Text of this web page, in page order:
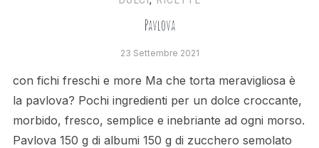
Pavlova
23 Settembre 2021
con fichi freschi e more Ma che torta meravigliosa è
la pavlova? Pochi ingredienti per un dolce croccante,
morbido, fresco, semplice e inebriante ad ogni morso.
Pavlova 150 g di albumi 150 g di zucchero semolato